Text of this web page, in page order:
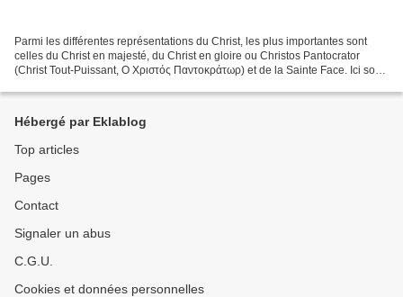
Parmi les différentes représentations du Christ, les plus importantes sont
celles du Christ en majesté, du Christ en gloire ou Christos Pantocrator
(Christ Tout-Puissant, Ο Χριστός Παντοκράτωρ) et de la Sainte Face. Ici sont
Hébergé par Eklablog
Top articles
Pages
Contact
Signaler un abus
C.G.U.
Cookies et données personnelles